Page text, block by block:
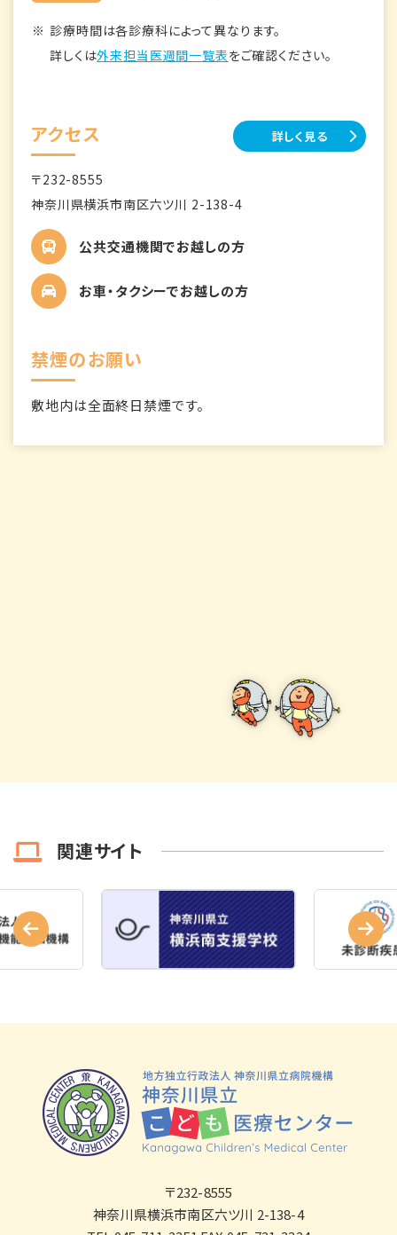
診療時間は各診療科によって異なります。
詳しくは外来担当医週間一覧表をご確認ください。
アクセス 詳しく見る
〒232-8555
神奈川県横浜市南区六ツ川 2-138-4
公共交通機関でお越しの方
お車・タクシーでお越しの方
禁煙のお願い
敷地内は全面終日禁煙です。
関連サイト
〒232-8555
神奈川県横浜市南区六ツ川 2-138-4